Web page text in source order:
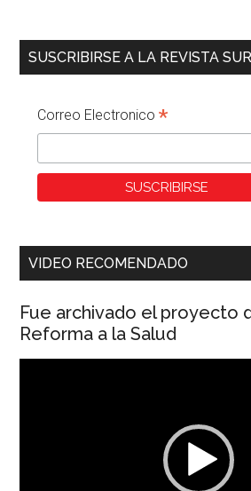
SUSCRIBIRSE A LA REVISTA SUR
Correo Electronico*
VIDEO RECOMENDADO
Fue archivado el proyecto
Reforma a la Salud